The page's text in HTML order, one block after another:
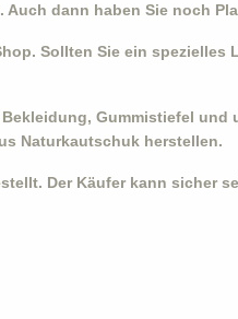
dann haben Sie noch
Sollten Sie ein spezielles
Gummistiefel
Naturkautschuk herstellen.
Der Käufer kann sicher